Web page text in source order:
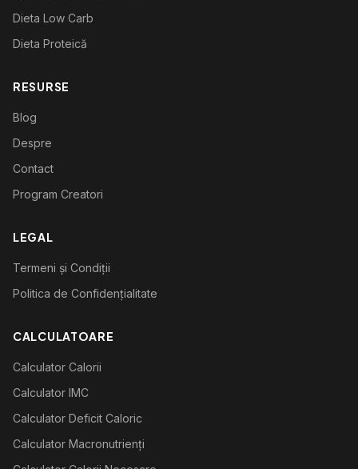
Dieta Low Carb
Dieta Proteică
RESURSE
Blog
Despre
Contact
Program Creatori
LEGAL
Termeni și Condiții
Politica de Confidențialitate
CALCULATOARE
Calculator Calorii
Calculator IMC
Calculator Deficit Caloric
Calculator Macronutrienți